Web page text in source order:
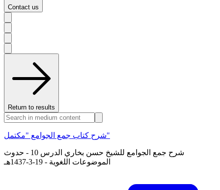
Contact us
Return to results
شرح كتاب جمع الجوامع "مكتمل"
شرح جمع الجوامع للشيخ حسن بخاري الدرس 10 - حدوث
الموضوعات اللغوية - 19-3-1437هـ